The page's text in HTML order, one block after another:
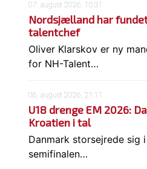
07. august 2026, 10:31
Nordsjælland har
talentchef
Oliver Klarskov er ny
for NH-Talent…
06. august 2026, 21:11
U18 drenge EM 2026:
Kroatien i tal
Danmark storsejrede sig
semifinalen…